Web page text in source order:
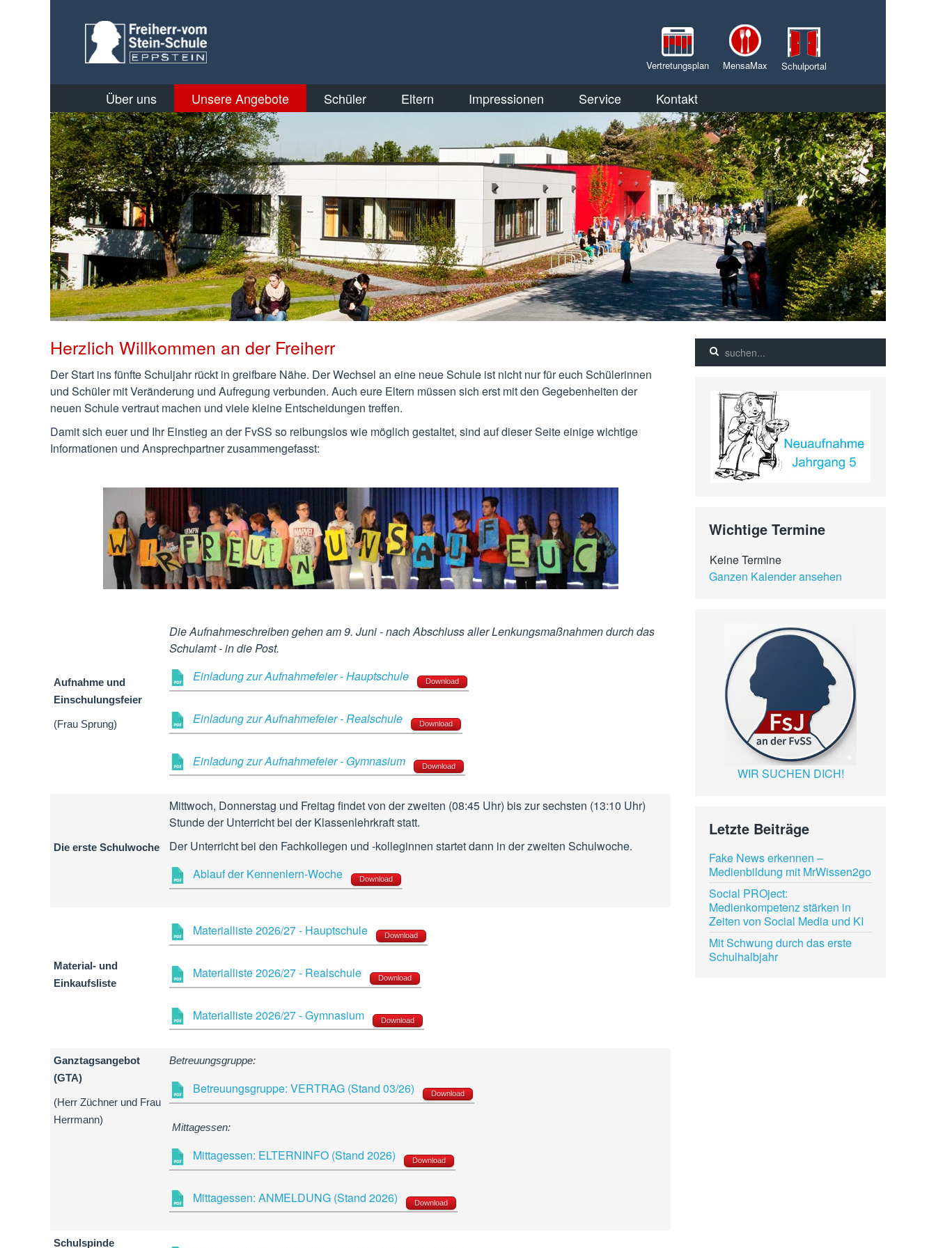
Vertretungsplan MensaMax Schulportal
Über uns Unsere Angebote Schüler Eltern Impressionen Service Kontakt
Herzlich Willkommen an der Freiherr
Der Start ins fünfte Schuljahr rückt in greifbare Nähe. Der Wechsel an eine neue Schule ist nicht nur für euch Schülerinnen
und Schüler mit Veränderung und Aufregung verbunden. Auch eure Eltern müssen sich erst mit den Gegebenheiten der
neuen Schule vertraut machen und viele kleine Entscheidungen treffen.
Damit sich euer und Ihr Einstieg an der FvSS so reibungslos wie möglich gestaltet, sind auf dieser Seite einige wichtige
Informationen und Ansprechpartner zusammengefasst:
Aufnahme und
Einschulungsfeier
(Frau Sprung)
Die Aufnahmeschreiben gehen am 9. Juni - nach Abschluss aller Lenkungsmaßnahmen durch das
Schulamt - in die Post.
Einladung zur Aufnahmefeier - Hauptschule
Download
Einladung zur Aufnahmefeier - Realschule Download
Einladung zur Aufnahmefeier - Gymnasium Download
Die erste Schulwoche
Mittwoch, Donnerstag und Freitag findet von der zweiten (08:45 Uhr) bis zur sechsten (13:10 Uhr)
Stunde der Unterricht bei der Klassenlehrkraft statt.
Der Unterricht bei den Fachkollegen und -kolleginnen startet dann in der zweiten Schulwoche.
Ablauf der Kennenlern-Woche
Download
Material- und
Einkaufsliste
Materialliste 2026/27 - Hauptschule Download
Materialliste 2026/27 - Realschule Download
Materialliste 2026/27 - Gymnasium Download
Ganztagsangebot
(GTA)
(Herr Züchner und Frau
Herrmann)
Betreuungsgruppe:
Betreuungsgruppe: VERTRAG (Stand 03/26) Download
Mittagessen:
Mittagessen: ELTERNINFO (Stand 2026) Download
Mittagessen: ANMELDUNG (Stand 2026) Download
Schulspinde
Wichtige Termine
Keine Termine
Ganzen Kalender ansehen
WIR SUCHEN DICH!
Letzte Beiträge
Fake News erkennen –
Medienbildung mit MrWissen2go
Social PROject:
Medienkompetenz stärken in
Zeiten von Social Media und KI
Mit Schwung durch das erste
Schulhalbjahr